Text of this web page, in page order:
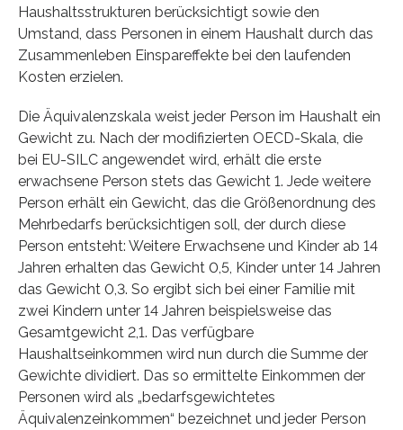
Haushaltsstrukturen berücksichtigt sowie den
Umstand, dass Personen in einem Haushalt durch das
Zusammenleben Einspareffekte bei den laufenden
Kosten erzielen.
Die Äquivalenzskala weist jeder Person im Haushalt ein
Gewicht zu. Nach der modifizierten OECD-Skala, die
bei EU-SILC angewendet wird, erhält die erste
erwachsene Person stets das Gewicht 1. Jede weitere
Person erhält ein Gewicht, das die Größenordnung des
Mehrbedarfs berücksichtigen soll, der durch diese
Person entsteht: Weitere Erwachsene und Kinder ab 14
Jahren erhalten das Gewicht 0,5, Kinder unter 14 Jahren
das Gewicht 0,3. So ergibt sich bei einer Familie mit
zwei Kindern unter 14 Jahren beispielsweise das
Gesamtgewicht 2,1. Das verfügbare
Haushaltseinkommen wird nun durch die Summe der
Gewichte dividiert. Das so ermittelte Einkommen der
Perso­nen wird als „bedarfsgewichtetes
Äquivalenzeinkommen“ bezeichnet und jeder Person